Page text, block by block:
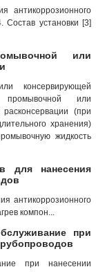
антикоррозионного
Состав установки [3]
или
консервирующей
или
(при
хранения)
жидкость
для нанесения
антикоррозионного
компон...
при
при нанесении